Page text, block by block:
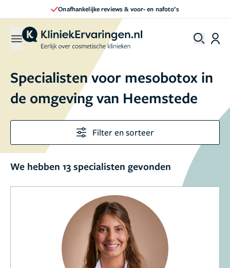
Onafhankelijke reviews & voor- en nafoto’s
Specialisten voor mesobotox in
de omgeving van Heemstede
Filter en sorteer
We hebben 13 specialisten gevonden